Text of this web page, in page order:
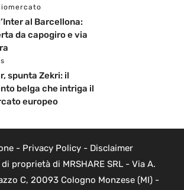
al Barcellona:
da capogiro e via
spunta Zekri: il
belga che intriga il
europeo
- Privacy Policy- Disclaimer
proprietà di MRSHARE SRL - Via A.
C, 20093 Cologno Monzese (MI) -